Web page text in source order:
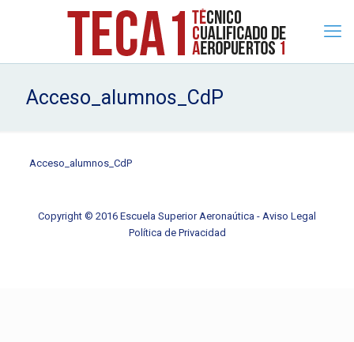
Acceso_alumnos_CdP
Acceso_alumnos_CdP
Copyright © 2016 Escuela Superior Aeronaútica - Aviso Legal
Política de Privacidad